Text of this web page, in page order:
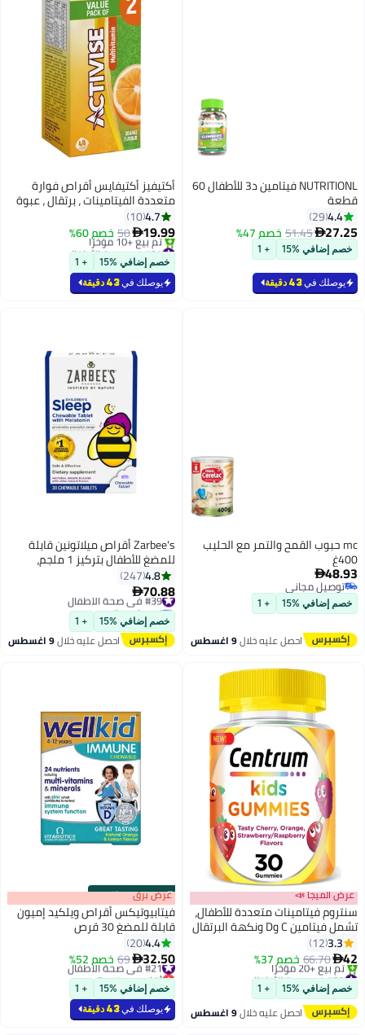
NUTRITIONL فيتامين د3 للأطفال 60
قطعة
4.4
29
27.25
51.45خصم 47%
خصم إضافي %15 + 1
يوصلك في43 دقيقة
أكتيفيز أكتيفايس أقراص فوارة
متعددة الفيتامينات ، برتقال ، عبوة
من 404.7
10
19.99
50 خصم 60%
#34 في صحة الأطفال
تم بيع +10 مؤخرًا
#34 في صحة الأطفال
خصم إضافي %15 + 1
يوصلك في43 دقيقة
mc حبوب القمح والتمر مع الحليب
400غ
48.93
توصيل مجاني
توصيل مجاني
خصم إضافي %15 + 1
احصل عليه خلال9 اغسطس
Zarbee's أقراص ميلاتونين قابلة
للمضغ للأطفال بتركيز 1 ملجم،
مكمل فعال للنوم بنكهة العنب
فما فوق، 30 قرصًا
4.8
247
70.88
#39 في صحة الأطفال
توصيل مجاني
تم بيع +10 مؤخرًا
#39 في صحة الأطفال
خصم إضافي %15 + 1
احصل عليه خلال9 اغسطس
عرض الميجا 📣
سنتروم فيتامينات متعددة للأطفال،
تشمل فيتامين C وD ونكهة البرتقال
قابل للمضغ
3.3
12
42
66.70خصم 37%
#32 في صحة الأطفال
أقل سعر في 30 يوم
توصيل مجاني
تم بيع +20 مؤخرًا
#32 في صحة الأطفال
خصم إضافي %15 + 1
احصل عليه خلال9 اغسطس
00m:00s
·باقي 6 عرض برق
فيتابيوتيكس أقراص ويلكيد إميون
قابلة للمضغ 30 قرص
4.4
20
32.50
69 خصم 52% #21 في صحة الأطفال
أقل سعر في 7 يوم
تم بيع +20 مؤخرًا
#21 في صحة الأطفال
خصم إضافي %15 + 1
يوصلك في43 دقيقة